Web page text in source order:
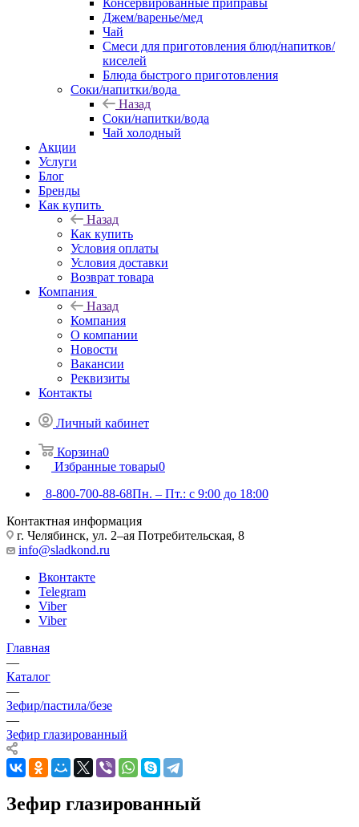
Консервированные приправы
Джем/варенье/мед
Чай
Смеси для приготовления блюд/напитков/
киселей
Блюда быстрого приготовления
Соки/напитки/вода
Назад
Соки/напитки/вода
Чай холодный
Акции
Услуги
Блог
Бренды
Как купить
Назад
Как купить
Условия оплаты
Условия доставки
Возврат товара
Компания
Назад
Компания
О компании
Новости
Вакансии
Реквизиты
Контакты
Личный кабинет
Корзина0
Избранные товары0
8-800-700-88-68Пн. – Пт.: с 9:00 до 18:00
Контактная информация
г. Челябинск, ул. 2–ая Потребительская, 8
info@sladkond.ru
Вконтакте
Telegram
Viber
Viber
Главная
—
Каталог
—
Зефир/пастила/безе
—
Зефир глазированный
Зефир глазированный